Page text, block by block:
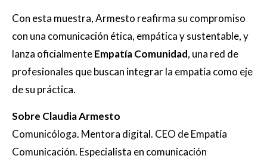
Con esta muestra, Armesto reafirma su compromiso
con una comunicación ética, empática y sustentable, y
lanza oficialmenteEmpatía Comunidad, una red de
profesionales que buscan integrar la empatía como eje
de su práctica.
Sobre Claudia Armesto
Comunicóloga. Mentora digital. CEO de Empatía
Comunicación. Especialista en comunicación